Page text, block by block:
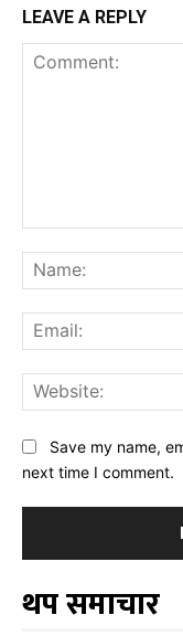
LEAVE A REPLY
Save my name,
next time I comment.
थप समाचार